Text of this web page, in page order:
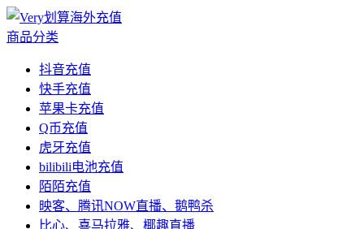
商品分类
抖音充值
快手充值
苹果卡充值
Q币充值
虎牙充值
bilibili电池充值
陌陌充值
映客、腾讯NOW直播、鹅鸭杀
比心、喜马拉雅、椰趣直播